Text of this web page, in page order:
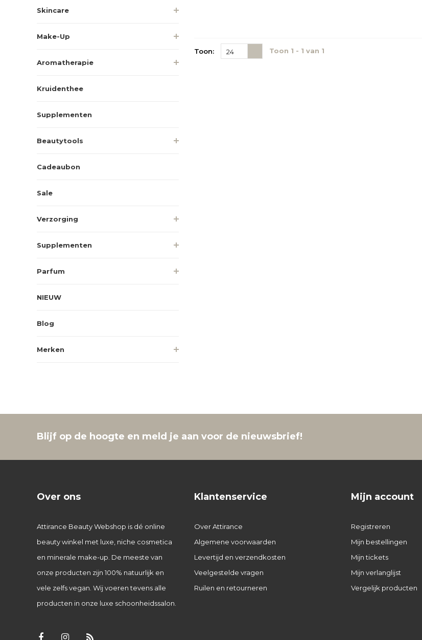
Skincare
Make-Up
Aromatherapie
Kruidenthee
Supplementen
Beautytools
Cadeaubon
Sale
Verzorging
Supplementen
Parfum
NIEUW
Blog
Merken
Toon: 24 Toon 1 - 1 van 1
Blijf op de hoogte en meld je aan voor de nieuwsbrief!
Over ons
Attirance Beauty Webshop is dé online
beauty winkel met luxe, niche cosmetica
en minerale make-up. De meeste van
onze producten zijn 100% natuurlijk en
vele zelfs vegan. Wij voeren tevens alle
producten in onze luxe schoonheidssalon.
Klantenservice
Over Attirance
Algemene voorwaarden
Levertijd en verzendkosten
Veelgestelde vragen
Ruilen en retourneren
Mijn account
Registreren
Mijn bestellingen
Mijn tickets
Mijn verlanglijst
Vergelijk producten